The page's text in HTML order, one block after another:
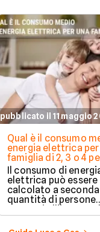
pubblicato il 11 maggio
Qual è il consumo
energia elettrica per
famiglia di 2, 3 o 4
Il consumo di
elettrica può essere
calcolato a
quantità di persone
presenti all'interno
determinato
numerosi i fattori